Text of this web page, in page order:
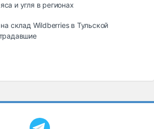
и угля в регионах
склад Wildberries в Тульской